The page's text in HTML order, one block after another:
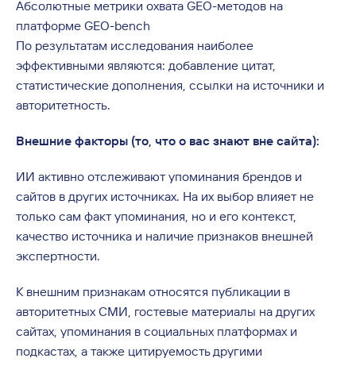
Абсолютные метрики охвата GEO-методов на
платформе GEO-bench
По результатам исследования наиболее
эффективными являются: добавление цитат,
статистические дополнения, ссылки на источники и
авторитетность.
Внешние факторы (то, что о вас знают вне сайта):
ИИ активно отслеживают упоминания брендов и
сайтов в других источниках. На их выбор влияет не
только сам факт упоминания, но и его контекст,
качество источника и наличие признаков внешней
экспертности.
К внешним признакам относятся публикации в
авторитетных СМИ, гостевые материалы на других
сайтах, упоминания в социальных платформах и
подкастах, а также цитируемость другими